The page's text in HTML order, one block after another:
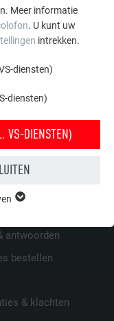
U
bij u in de buurt
antwoorden
bestellen
& klachten
Meer informatie
. U kunt uw
intrekken.
diensten)
diensten)
VS-DIENSTEN)
dat de website